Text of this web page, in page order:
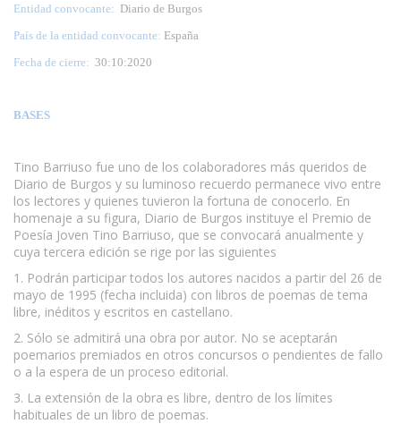
Entidad convocante: Diario de Burgos
País de la entidad convocante: España
Fecha de cierre: 30:10:2020
BASES
Tino Barriuso fue uno de los colaboradores más queridos de
Diario de Burgos y su luminoso recuerdo permanece vivo entre
los lectores y quienes tuvieron la fortuna de conocerlo. En
homenaje a su figura, Diario de Burgos instituye el Premio de
Poesía Joven Tino Barriuso, que se convocará anualmente y
cuya tercera edición se rige por las siguientes
1. Podrán participar todos los autores nacidos a partir del 26 de
mayo de 1995 (fecha incluida) con libros de poemas de tema
libre, inéditos y escritos en castellano.
2. Sólo se admitirá una obra por autor. No se aceptarán
poemarios premiados en otros concursos o pendientes de fallo
o a la espera de un proceso editorial.
3. La extensión de la obra es libre, dentro de los límites
habituales de un libro de poemas.